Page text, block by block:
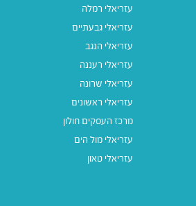
עזריאלי רמלה
עזריאלי גבעתיים
עזריאלי הנגב
עזריאלי רעננה
עזריאלי שרונה
עזריאלי ראשונים
מרכז העסקים חולון
עזריאלי מול הים
עזריאלי טאון